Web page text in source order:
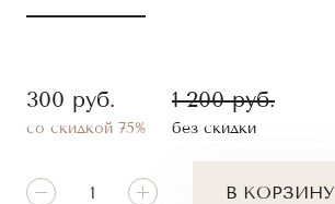
300 руб.
со скидкой 75%
1 200руб.
без скидки
В КОРЗИНУ